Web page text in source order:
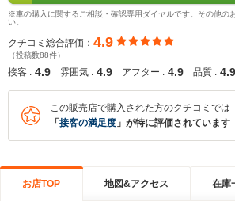
※車の購入に関するご相談・確認専用ダイヤルです。その他の
い。
クチコミ総合評価： 4.9
（投稿数88件）
接客 : 4.9 雰囲気 : 4.9 アフター : 4.9 品質 : 4.9
この販売店で購入された方のクチコミでは
「 接客の満足度 」が特に評価されています
お店TOP 地図&アクセス 在庫